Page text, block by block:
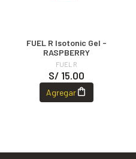
FUEL R Isotonic Gel -
RASPBERRY
FUEL R
S/ 15.00
Agregar